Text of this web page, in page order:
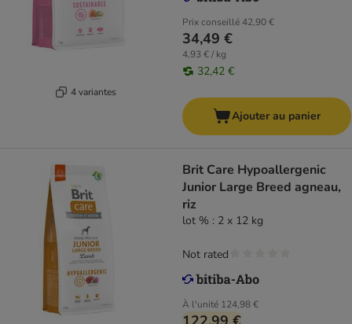
4 variantes
Prix conseillé42,90 €
34,49 €
4,93 € / kg
32,42 €
Ajouter au panier
Brit Care Hypoallergenic
Junior Large Breed agneau,
riz
lot % : 2 x 12 kg
À l'unité 124,98 €
Not rated